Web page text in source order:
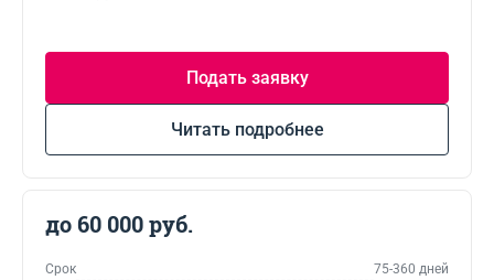
Подать заявку
Читать подробнее
до 60 000 руб.
Срок 75-360 дней